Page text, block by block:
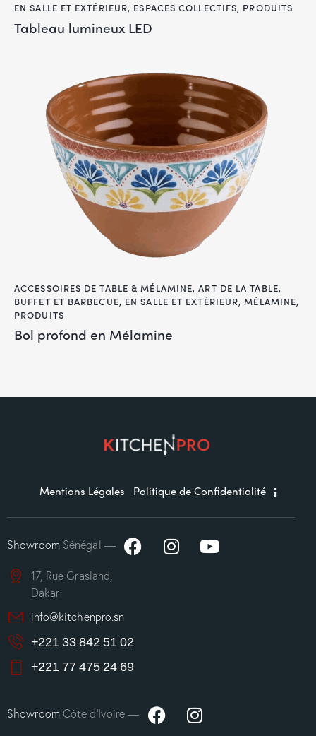
EN SALLE ET EXTÉRIEUR, ESPACES COLLECTIFS, PRODUITS
Tableau lumineux LED
ACCESSOIRES DE TABLE & MÉLAMINE,ART DE LA TABLE,
BUFFET ET BARBECUE, EN SALLE ET EXTÉRIEUR,MÉLAMINE,
PRODUITS
Bol profond en Mélamine
Mentions Légales Politique de Confidentialité
ShowroomSénégal —
17, Rue Grasland,
Dakar
info@kitchenpro.sn
+221 33 842 51 02
+221 77 475 24 69
ShowroomCôte d’Ivoire —